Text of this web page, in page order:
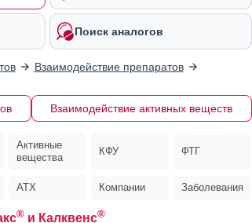
Поиск аналогов
Взаимодействие препаратов
Взаимодействие активных веществ
Активные
вещества
КФУ ФТГ
АТХ Компании Заболевания
®и Калквенс®